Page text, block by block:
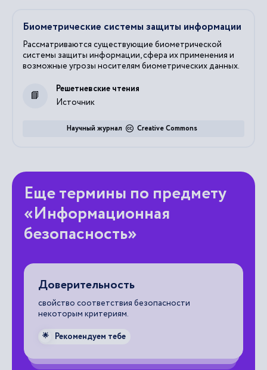
Биометрические системы защиты информации
Рассматриваются существующие биометрической
системы защиты информации, сфера их применения и
возможные угрозы носителям биометрических данных.
Источник
Решетневские чтения
Creative Commons
Научный журнал
Еще термины по предмету
«Информационная
безопасность»
Доверительность
свойство соответствия безопасности
некоторым критериям.
🌟 Рекомендуем тебе